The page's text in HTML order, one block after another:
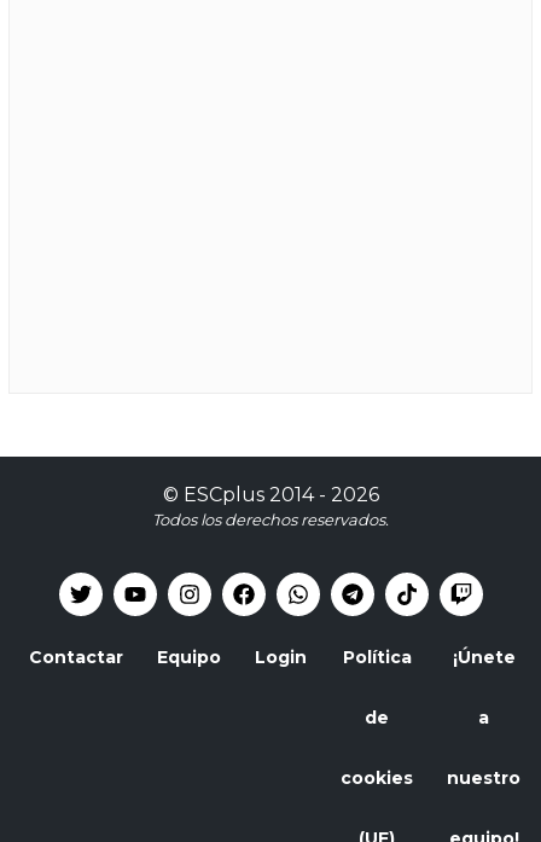
© ESCplus2014 - 2026
Todos los derechos reservados.
Contactar Equipo Login Política
de
cookies
¡Únete
a
nuestro